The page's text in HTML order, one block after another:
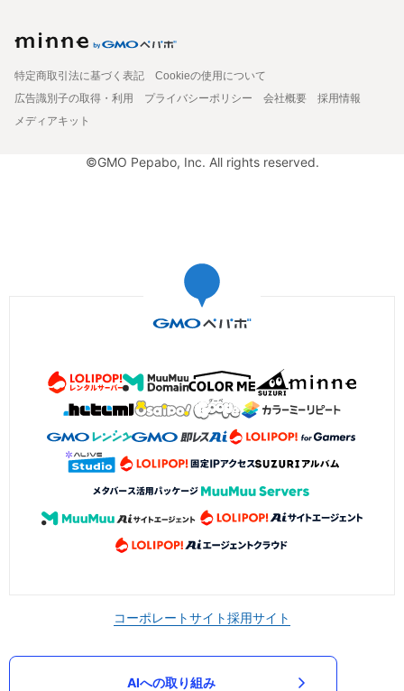
特定商取引法に基づく表記
Cookieの使用について
広告識別子の取得・利用
プライバシーポリシー 会社概要
採用情報
メディアキット
©GMO Pepabo, Inc. All rights reserved.
コーポレートサイト採用サイト
AIへの取り組み